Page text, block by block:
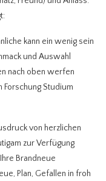
kann ein wenig sein
und Auswahl
nach oben werfen
Forschung Studium
von herzlichen
zur Verfügung
Brandneue
Plan, Gefallen in froh